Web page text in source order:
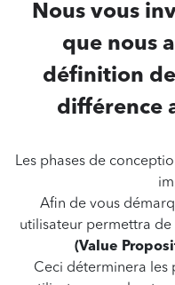
Nous vous
que nous
définition de
différence
Les phases de
Afin de vous
utilisateur permettra
(Value
Ceci déterminera les